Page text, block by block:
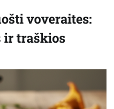
voveraites:
ir traškios